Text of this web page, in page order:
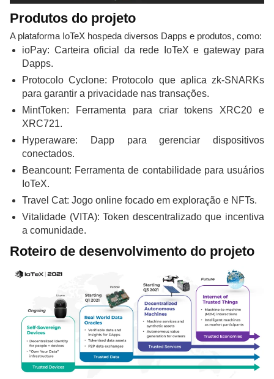
Produtos do projeto
A plataforma IoTeX hospeda diversos Dapps e produtos, como:
ioPay: Carteira oficial da rede IoTeX e gateway para
Dapps.
Protocolo Cyclone: Protocolo que aplica zk-SNARKs
para garantir a privacidade nas transações.
MintToken: Ferramenta para criar tokens XRC20 e
XRC721.
Hyperaware: Dapp para gerenciar dispositivos
conectados.
Beancount: Ferramenta de contabilidade para usuários
IoTeX.
Travel Cat: Jogo online focado em exploração e NFTs.
Vitalidade (VITA): Token descentralizado que incentiva
a comunidade.
Roteiro de desenvolvimento do projeto